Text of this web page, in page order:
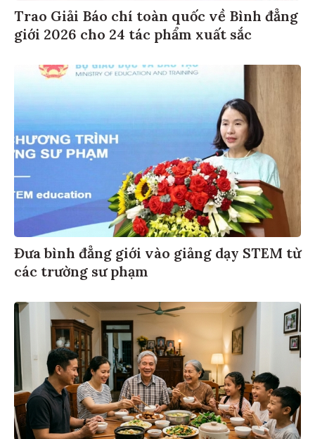
Trao Giải Báo chí toàn quốc về Bình đẳng
giới 2026 cho 24 tác phẩm xuất sắc
Đưa bình đẳng giới vào giảng dạy STEM từ
các trường sư phạm